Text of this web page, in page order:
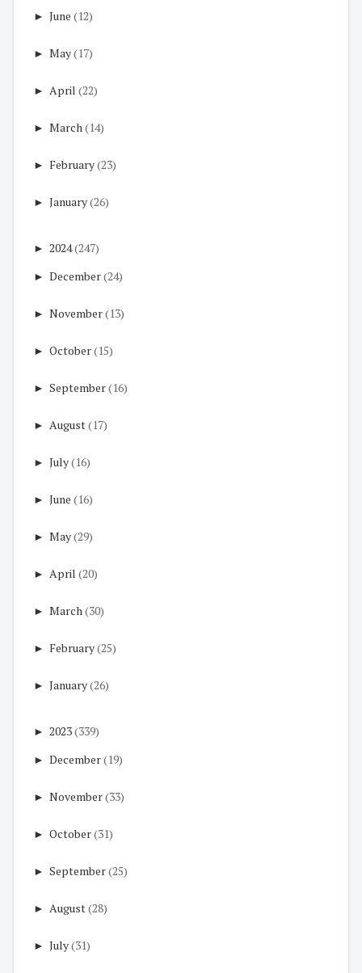
► June (12)
► May(17)
► April (22)
► March(14)
► February(23)
► January(26)
► 2024(247)
► December(24)
► November(13)
► October(15)
► September(16)
► August(17)
► July(16)
► June (16)
► May(29)
► April (20)
► March(30)
► February(25)
► January(26)
► 2023(339)
► December(19)
► November(33)
► October(31)
► September(25)
► August(28)
► July(31)